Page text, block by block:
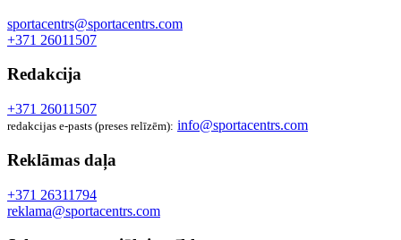
sportacentrs@sportacentrs.com
+371 26011507
Redakcija
+371 26011507
redakcijas e-pasts (preses relīzēm): info@sportacentrs.com
Reklāmas daļa
+371 26311794
reklama@sportacentrs.com